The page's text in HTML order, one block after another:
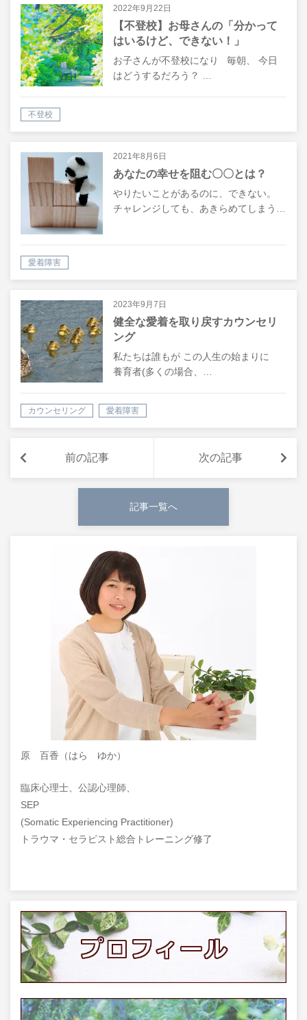
2022年9月22日
【不登校】お母さんの「分かって
はいるけど、できない！」
お子さんが不登校になり 毎朝、 今日
はどうするだろう？ …
不登校
2021年8月6日
あなたの幸せを阻む〇〇とは？
やりたいことがあるのに、できない。
チャレンジしても、あきらめてしまう…
愛着障害
2023年9月7日
健全な愛着を取り戻すカウンセリ
ング
私たちは誰もが この人生の始まりに
養育者(多くの場合、…
カウンセリング 愛着障害
前の記事 次の記事
記事一覧へ
原 百香（はら ゆか）
臨床心理士、公認心理師、
SEP
(Somatic Experiencing Practitioner)
トラウマ・セラピスト総合トレーニング修了